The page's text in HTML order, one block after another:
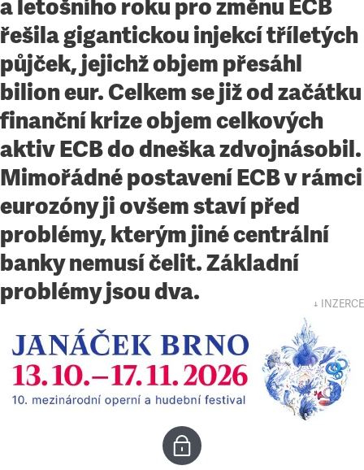
a letošního roku pro změnu ECB
řešila gigantickou injekcí tříletých
půjček, jejichž objem přesáhl
bilion eur. Celkem se již od začátku
finanční krize objem celkových
aktiv ECB do dneška zdvojnásobil.
Mimořádné postavení ECB v rámci
eurozóny ji ovšem staví před
problémy, kterým jiné centrální
banky nemusí čelit. Základní
problémy jsou dva.
↓ INZERCE